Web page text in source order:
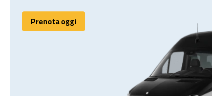
Prenota oggi
Prenota oggi